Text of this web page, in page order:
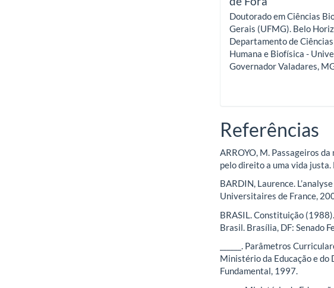
Doutorado em Ciências
Gerais (UFMG). Belo
Departamento de
Humana e Biofísica -
Governador Valadares,
Referências
ARROYO, M. Passageiros
pelo direito a uma vida
BARDIN, Laurence.
Universitaires de France,
BRASIL. Constituição
Brasil. Brasília, DF: Senado
______. Parâmetros
Ministério da Educação e do
Fundamental, 1997.